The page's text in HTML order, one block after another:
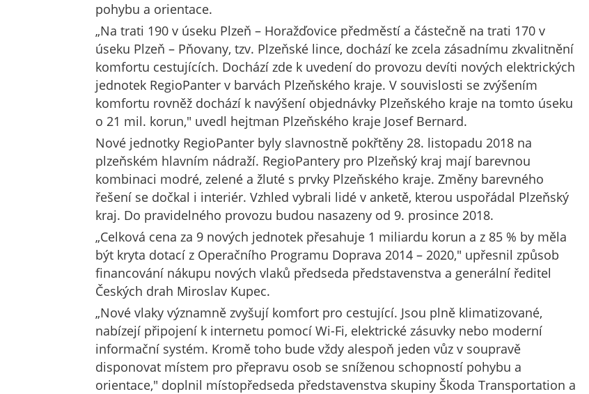
pohybu a orientace.
„Na trati 190 v úseku Plzeň – Horažďovice předměstí a částečně na trati 170 v
úseku Plzeň – Pňovany, tzv. Plzeňské lince, dochází ke zcela zásadnímu zkvalitnění
komfortu cestujících. Dochází zde k uvedení do provozu devíti nových elektrických
jednotek RegioPanter v barvách Plzeňského kraje. V souvislosti se zvýšením
komfortu rovněž dochází k navýšení objednávky Plzeňského kraje na tomto úseku
o 21 mil. korun," uvedl hejtman Plzeňského kraje Josef Bernard.
Nové jednotky RegioPanter byly slavnostně pokřtěny 28. listopadu 2018 na
plzeňském hlavním nádraží. RegioPantery pro Plzeňský kraj mají barevnou
kombinaci modré, zelené a žluté s prvky Plzeňského kraje. Změny barevného
řešení se dočkal i interiér. Vzhled vybrali lidé v anketě, kterou uspořádal Plzeňský
kraj. Do pravidelného provozu budou nasazeny od 9. prosince 2018.
„Celková cena za 9 nových jednotek přesahuje 1 miliardu korun a z 85 % by měla
být kryta dotací z Operačního Programu Doprava 2014 – 2020," upřesnil způsob
financování nákupu nových vlaků předseda představenstva a generální ředitel
Českých drah Miroslav Kupec.
„Nové vlaky významně zvyšují komfort pro cestující. Jsou plně klimatizované,
nabízejí připojení k internetu pomocí Wi-Fi, elektrické zásuvky nebo moderní
informační systém. Kromě toho bude vždy alespoň jeden vůz v soupravě
disponovat místem pro přepravu osob se sníženou schopností pohybu a
orientace," doplnil místopředseda představenstva skupiny Škoda Transportation a